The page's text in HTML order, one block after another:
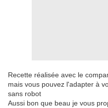
Recette réalisée avec le
mais vous pouvez l'adapter à
sans robot
Aussi bon que beau je vous